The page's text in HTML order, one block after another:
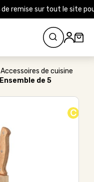
remise sur tout le site
Accessoires de cuisine
Ensemble de 5
C